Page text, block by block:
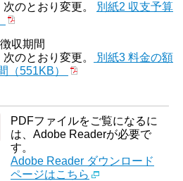
のとおり変更。
別紙2 収支予算
収期間
のとおり変更。
別紙3 料金の額
（551KB）
PDFファイルをご覧になるに
は、Adobe Readerが必要で
す。
Adobe Reader ダウンロード
ページはこちら